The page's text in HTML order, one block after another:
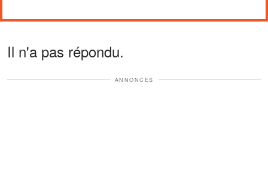
Il n'a pas répondu.
ANNONCES